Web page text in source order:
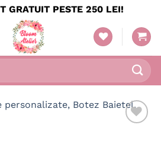
GRATUIT PESTE 250 LEI!